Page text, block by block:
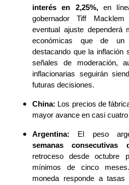
interés en 2,25%, en
gobernador Tiff
eventual ajuste dependerá
económicas que de un
destacando que la inflación
señales de moderación,
inflacionarias seguirán
futuras decisiones.
China: Los precios de
mayor avance en casi
Argentina: El peso
semanas consecutivas
retroceso desde octubre
mínimos de cinco
moneda responde a